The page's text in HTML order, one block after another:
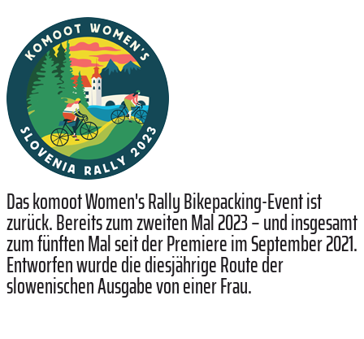
Das komoot Women's Rally Bikepacking-Event ist
zurück. Bereits zum zweiten Mal 2023 – und insgesamt
zum fünften Mal seit der Premiere im September 2021.
Entworfen wurde die diesjährige Route der
slowenischen Ausgabe von einer Frau.